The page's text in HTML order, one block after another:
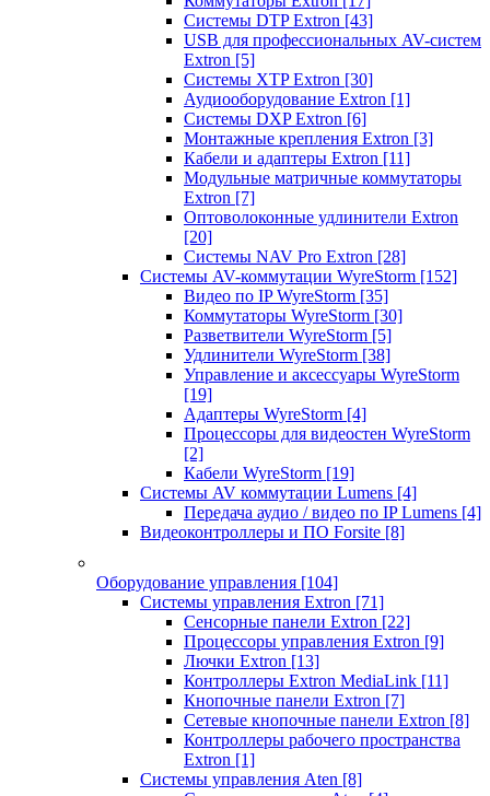
Системы DTP Extron [43]
USB для профессиональных AV-систем
Extron [5]
Системы XTP Extron [30]
Аудиооборудование Extron [1]
Системы DXP Extron [6]
Монтажные крепления Extron [3]
Кабели и адаптеры Extron [11]
Модульные матричные коммутаторы
Extron [7]
Оптоволоконные удлинители Extron
[20]
Системы NAV Pro Extron [28]
Системы AV-коммутации WyreStorm [152]
Видео по IP WyreStorm [35]
Коммутаторы WyreStorm [30]
Разветвители WyreStorm [5]
Удлинители WyreStorm [38]
Управление и аксессуары WyreStorm
[19]
Адаптеры WyreStorm [4]
Процессоры для видеостен WyreStorm
[2]
Кабели WyreStorm [19]
Системы AV коммутации Lumens [4]
Передача аудио / видео по IP Lumens [4]
Видеоконтроллеры и ПО Forsite [8]
Оборудование управления [104]
Системы управления Extron [71]
Сенсорные панели Extron [22]
Процессоры управления Extron [9]
Лючки Extron [13]
Контроллеры Extron MediaLink [11]
Кнопочные панели Extron [7]
Сетевые кнопочные панели Extron [8]
Контроллеры рабочего пространства
Extron [1]
Системы управления Aten [8]